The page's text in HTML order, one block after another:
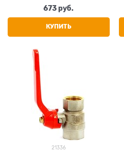
673 руб.
КУПИТЬ
21336